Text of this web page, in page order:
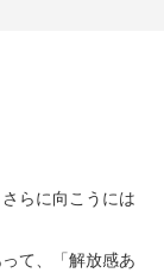
らに向こうには
て、「解放感あ